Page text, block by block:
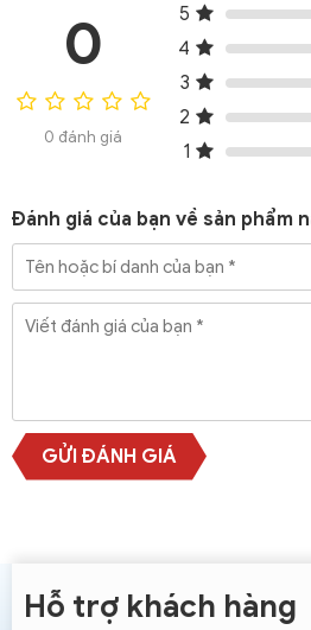
0
0 đánh giá
5
4
3
2
1
Đánh giá của bạn về sản phẩm
GỬI ĐÁNH GIÁ
Hỗ trợ khách hàng